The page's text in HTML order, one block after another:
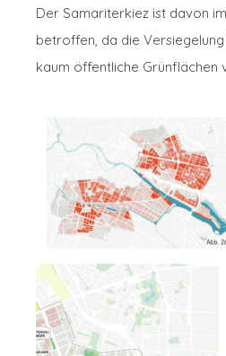
Der Samariterkiez ist davon
betroffen, da die
kaum öffentliche Grünflächen